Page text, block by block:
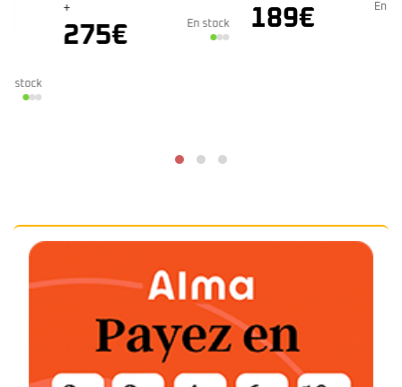
275€ En stock 189€ En stock